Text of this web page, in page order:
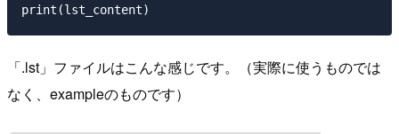
「.lst」ファイルはこんな感じです。（実際に使うものでは
なく、exampleのものです）